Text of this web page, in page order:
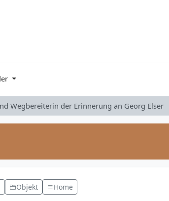
Wegbereiterin der Erinnerung an Georg Elser
Objekt Home